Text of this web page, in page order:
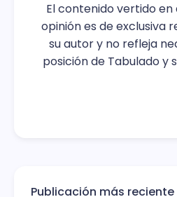
El contenido vertido
opinión es de exclusiva
su autor y no refleja
posición de Tabulado y
Publicación más reciente